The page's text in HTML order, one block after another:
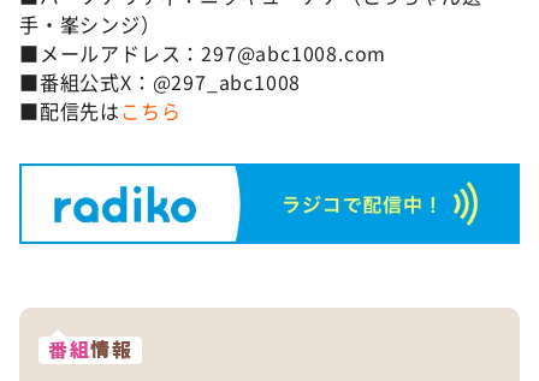
手・峯シンジ）
■メールアドレス：297@abc1008.com
■番組公式X：@297_abc1008
■配信先はこちら
番組情報